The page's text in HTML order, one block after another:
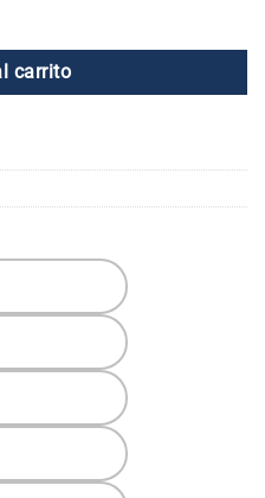
de época cantidad
carrito